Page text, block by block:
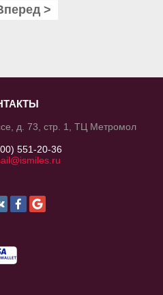
>
д. 73, стр. 1, ТЦ Метромол
551-20-36